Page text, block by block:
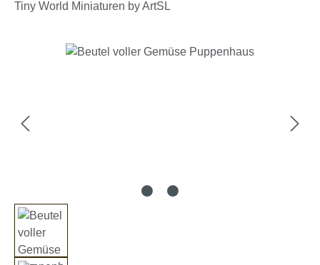
Tiny World Miniaturen by ArtSL
Bildergalerie überspringen